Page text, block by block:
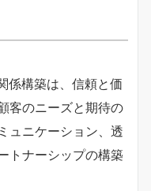
係構築は、信頼と価
客のニーズと期待の
ュニケーション、透
トナーシップの構築